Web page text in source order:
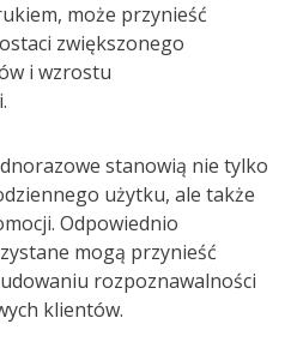
może przynieść
zwiększonego
i wzrostu
stanowią nie tylko
użytku, ale także
Odpowiednio
mogą przynieść
rozpoznawalności
klientów.